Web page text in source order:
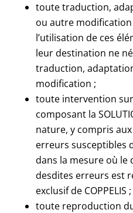
toute traduction,
ou autre modification
l’utilisation de ces
leur destination ne
traduction,
modification ;
toute intervention
composant la
nature, y compris
erreurs susceptibles
dans la mesure où
desdites erreurs est
exclusif de COPPELIS ;
toute reproduction